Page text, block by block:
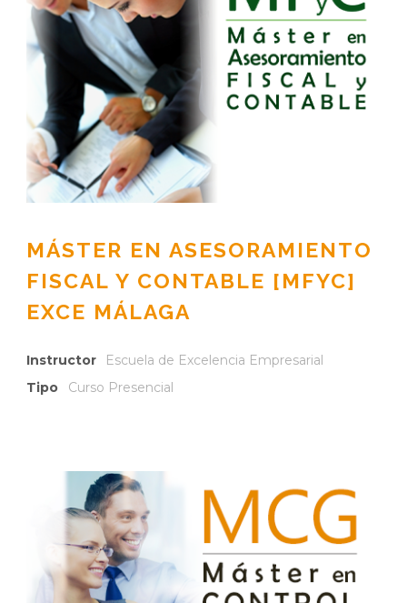
MÁSTER EN ASESORAMIENTO
FISCAL Y CONTABLE [MFYC]
EXCE MÁLAGA
Instructor
Escuela de Excelencia Empresarial
Tipo
Curso Presencial